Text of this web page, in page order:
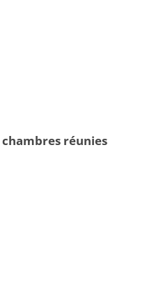
chambres réunies